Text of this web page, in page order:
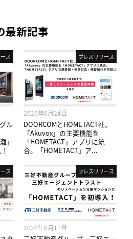
最新記事
ス
ル
」
プレスリリース
2026年6月24日
DOORCOMとHOMETACT社、
「Akuvox」の主要機能を
「HOMETACT」アプリに統
合。「HOMETACT」ア...
ス プレスリリース
2026年6月11日